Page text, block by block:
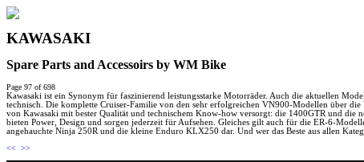
KAWASAKI
Spare Parts and Accessoirs by WM Bike
Page 97 of 698
Kawasaki ist ein Synonym für faszinierend leistungsstarke Motorräder. Auch die aktuellen
technisch. Die komplette Cruiser-Familie von den sehr erfolgreichen VN900-Modellen über
von Kawasaki mit bester Qualität und technischem Know-how versorgt: die 1400GTR und
bieten Power, Design und sorgen jederzeit für Aufsehen. Gleiches gilt auch für die ER-6-
angehauchte Ninja 250R und die kleine Enduro KLX250 dar. Und wer das Beste aus allen
<<
>>